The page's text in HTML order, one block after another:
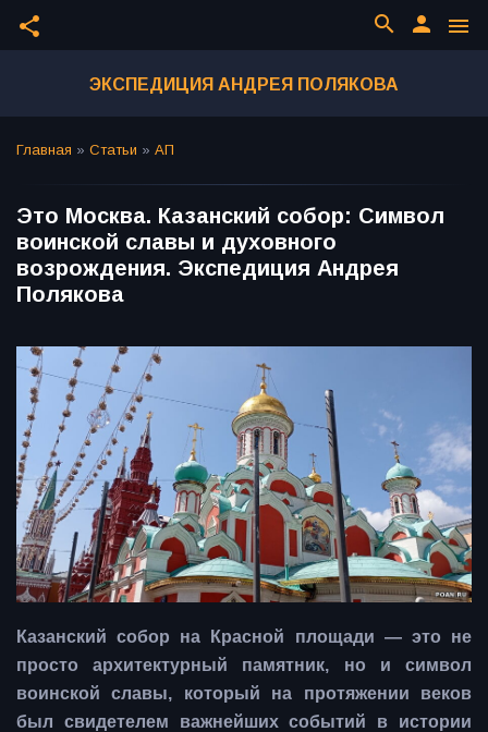
share menu
person
search
ЭКСПЕДИЦИЯ АНДРЕЯ ПОЛЯКОВА
Главная » Статьи » АП
Это Москва. Казанский собор: Символ
воинской славы и духовного
возрождения. Экспедиция Андрея
Полякова
Казанский собор на Красной площади — это не
просто архитектурный памятник, но и символ
воинской славы, который на протяжении веков
был свидетелем важнейших событий в истории